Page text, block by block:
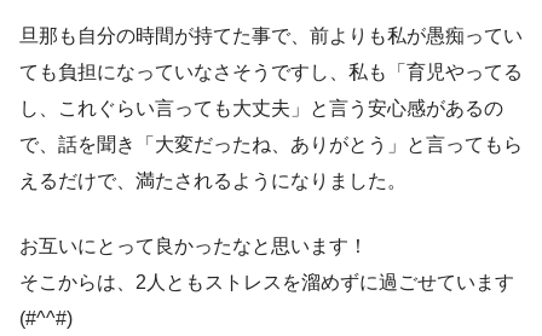
旦那も自分の時間が持てた事で、前よりも私が愚痴ってい
ても負担になっていなさそうですし、私も「育児やってる
し、これぐらい言っても大丈夫」と言う安心感があるの
で、話を聞き「大変だったね、ありがとう」と言ってもら
えるだけで、満たされるようになりました。
お互いにとって良かったなと思います！
そこからは、2人ともストレスを溜めずに過ごせています
(#^^#)